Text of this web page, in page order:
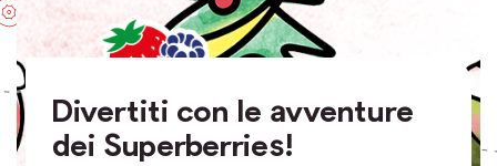
Divertiti con le avventure
dei Superberries!